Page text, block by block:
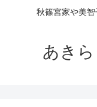
秋篠宮家や美智
あき